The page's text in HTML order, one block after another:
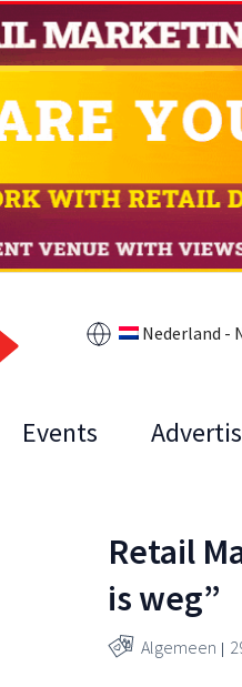
Nederland -
Events
Retail
is weg”
Algemeen